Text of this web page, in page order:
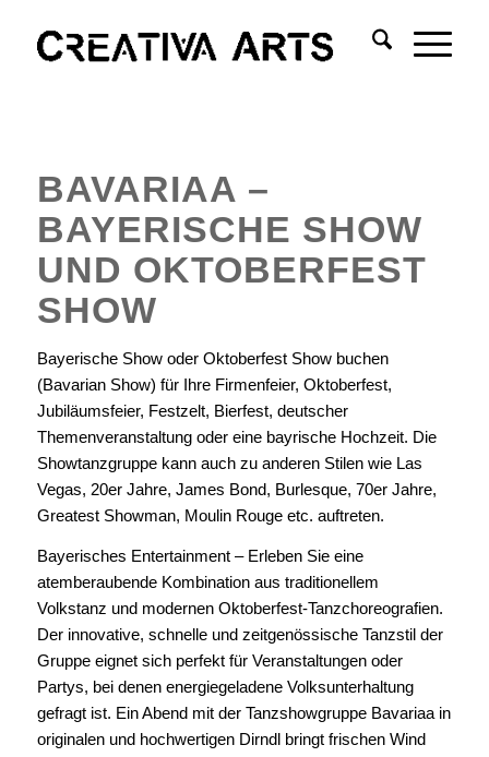
BAVARIAA –
BAYERISCHE SHOW
UND OKTOBERFEST
SHOW
Bayerische Show oder Oktoberfest Show buchen
(Bavarian Show) für Ihre Firmenfeier, Oktoberfest,
Jubiläumsfeier, Festzelt, Bierfest, deutscher
Themenveranstaltung oder eine bayrische Hochzeit. Die
Showtanzgruppe kann auch zu anderen Stilen wie Las
Vegas, 20er Jahre, James Bond, Burlesque, 70er Jahre,
Greatest Showman, Moulin Rouge etc. auftreten.
Bayerisches Entertainment – Erleben Sie eine
atemberaubende Kombination aus traditionellem
Volkstanz und modernen Oktoberfest-Tanzchoreografien.
Der innovative, schnelle und zeitgenössische Tanzstil der
Gruppe eignet sich perfekt für Veranstaltungen oder
Partys, bei denen energiegeladene Volksunterhaltung
gefragt ist. Ein Abend mit der Tanzshowgruppe Bavariaa in
originalen und hochwertigen Dirndl bringt frischen Wind